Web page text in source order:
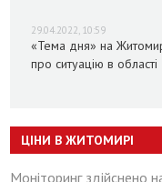
29.04.2022, 10:59
«Тема дня» на
про ситуацію в області
ЦІНИ В ЖИТОМИРІ
Моніторинг здійснено